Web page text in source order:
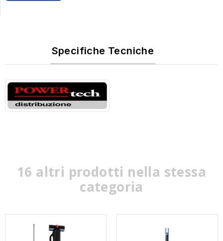
Specifiche Tecniche
16 altri prodotti nella stessa
categoria